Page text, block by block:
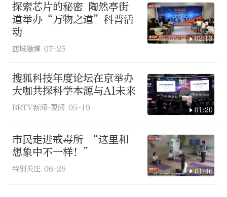
探索芯片的秘密 陶然亭街
道举办“万物之道”科普活
动
西城融媒 07-25
02:13
搜狐科技年度论坛在京举办
大咖共探科学本源与AI未来
BRTV新闻-要闻 05-19 01:20
市民走进戒毒所 “这里和
想象中不一样！”
特别关注 06-26 01:46